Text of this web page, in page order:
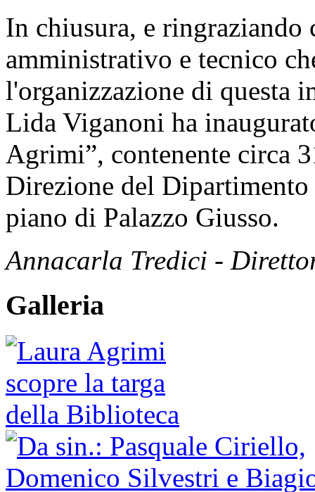
In chiusura, e ringraziando
amministrativo e tecnico
l'organizzazione di questa
Lida Viganoni ha
Agrimi”, contenente circa
Direzione del
piano di Palazzo Giusso.
Annacarla Tredici -
Galleria